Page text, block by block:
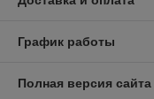
График работы
Полная версия сайта